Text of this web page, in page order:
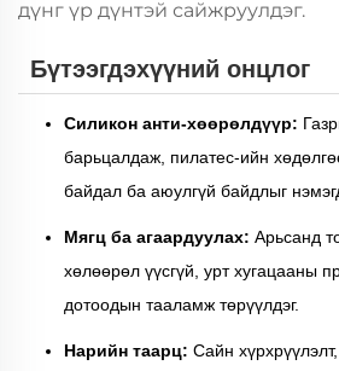
дүнг үр дүнтэй сайжруулдэг.
Бүтээгдэхүүний онцлог
Силикон анти-хөөрөлдүүр:
барьцалдаж, пилатес-ийн
байдал ба аюулгүй байдлыг
Мягц ба агаардуулах: Арьсанд
хөлөөрөл үүсгүй, урт хугацааны
дотоодын тааламж төрүүлдэг.
Нарийн таарц: Сайн